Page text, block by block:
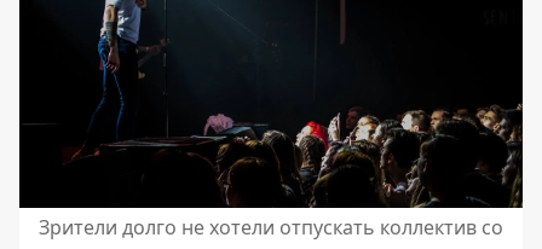
Зрители долго не хотели отпускать коллектив со